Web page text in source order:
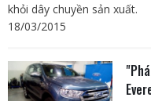
khỏi dây chuyền sản xuất.
18/03/2015